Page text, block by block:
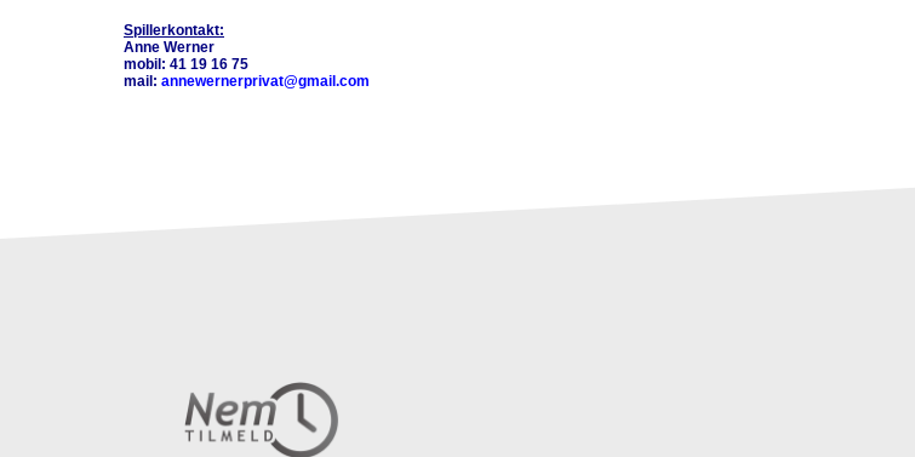
Spillerkontakt:
Anne Werner
mobil: 41 19 16 75
mail: annewernerprivat@gmail.com